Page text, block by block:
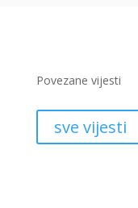
Povezane vijesti
sve vijesti